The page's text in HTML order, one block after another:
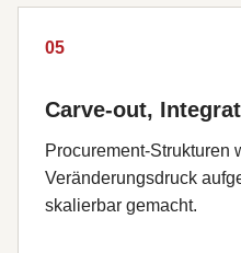
05
Carve-out,
Procurement-Strukturen
Veränderungsdruck
skalierbar gemacht.